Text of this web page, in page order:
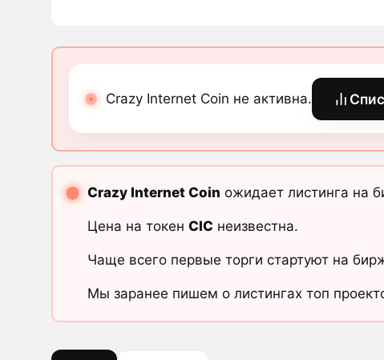
Crazy Internet Coin не активна.
Crazy Internet Coin ожидает листинга на
Цена на токен CIC неизвестна.
Чаще всего первые торги стартуют на
Мы заранее пишем о листингах топ